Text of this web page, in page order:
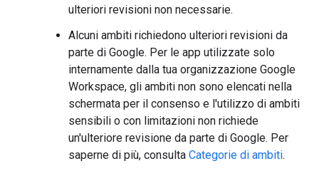
ulteriori revisioni non necessarie.
Alcuni ambiti richiedono ulteriori revisioni da
parte di Google. Per le app utilizzate solo
internamente dalla tua organizzazione Google
Workspace, gli ambiti non sono elencati nella
schermata per il consenso e l'utilizzo di ambiti
sensibili o con limitazioni non richiede
un'ulteriore revisione da parte di Google. Per
saperne di più, consulta Categorie di ambiti.